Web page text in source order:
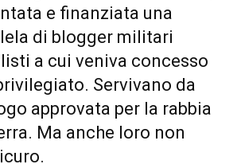
e finanziata una
di blogger militari
a cui veniva concesso
Servivano da
approvata per la rabbia
Ma anche loro non